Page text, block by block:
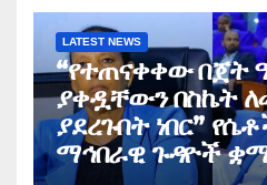
LATEST NEWS
“የተጠናቀቀው በጀት
ያቀዷቸውን በስኬት
ያደረጉበት ነበር”
ማኅበራዊ ጉዳዮች